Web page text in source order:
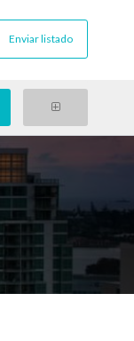
Enviar listado